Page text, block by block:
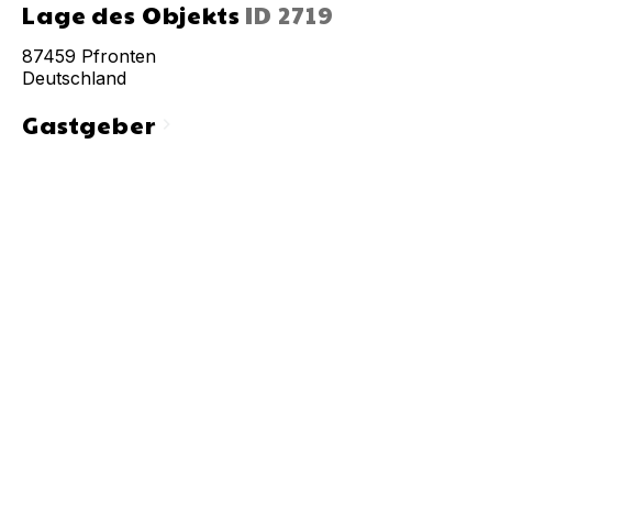
Lage des Objekts ID 2719
87459 Pfronten
Deutschland
Gastgeberchevron_right